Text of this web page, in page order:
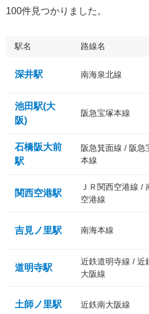
100件見つかりました。
駅名 路線名
深井駅 南海泉北線
池田駅(大
阪)
阪急宝塚本線
石橋阪大前
駅
阪急箕面線 / 阪急
本線
関西空港駅
ＪＲ関西空港線 /
空港線
吉見ノ里駅 南海本線
道明寺駅
近鉄道明寺線 / 近
大阪線
土師ノ里駅 近鉄南大阪線